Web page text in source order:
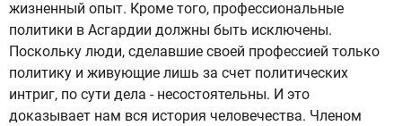
жизненный опыт. Кроме того, профессиональные
политики в Асгардии должны быть исключены.
Поскольку люди, сделавшие своей профессией только
политику и живующие лишь за счет политических
интриг, по сути дела - несостоятельны. И это
доказывает нам вся история человечества. Членом